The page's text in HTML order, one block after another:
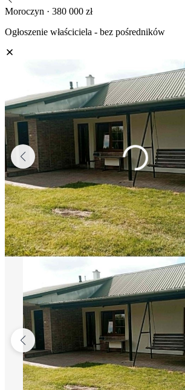
Moroczyn · 380 000 zł
Ogłoszenie właściciela - bez pośredników